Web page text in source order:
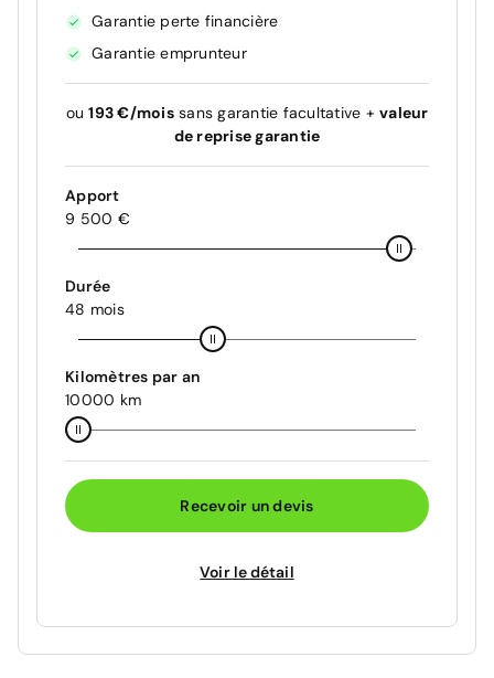
Garantie perte financière
Garantie emprunteur
ou193 €/moissans garantie facultative + valeur
de reprise garantie
Apport
9 500 €
Durée
48 mois
Kilomètres par an
10000 km
Recevoir un devis
Voir le détail